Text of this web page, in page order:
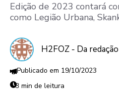
Edição de 2023 contará
como Legião Urbana,
H2FOZ - Da redação
19/10/2023
3 min de leitura